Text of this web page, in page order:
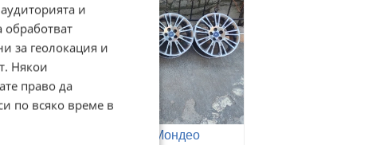
Джанти за Форд Мондео
и
за геолокация и
Някои
право да
по всяко време в